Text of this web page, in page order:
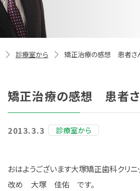
診療室から 矯正治療の感想 患者さ
矯正治療の感想 患者
2013.3.3 診療室から
おはようございます大塚矯正歯科クリ
改め 大塚 佳佑 です。